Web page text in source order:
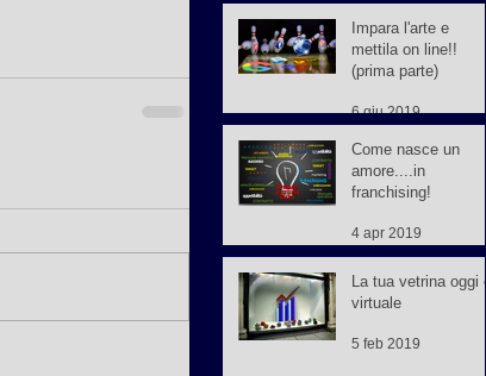
Impara l'arte e
mettila on line!!
(prima parte)
6 giu 2019
Come nasce un
amore....in
franchising!
4 apr 2019
La tua vetrina oggi è
virtuale
5 feb 2019